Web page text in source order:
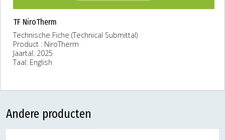
TF NiroTherm
Technische Fiche (Technical Submittal)
Product : NiroTherm
Jaartal: 2025
Taal: English
Andere producten